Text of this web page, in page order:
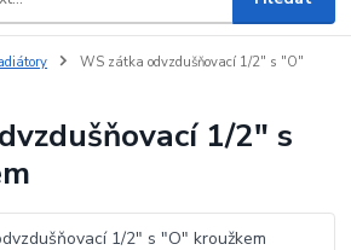
WS zátka odvzdušňovací 1/2" s "O"
1/2" s